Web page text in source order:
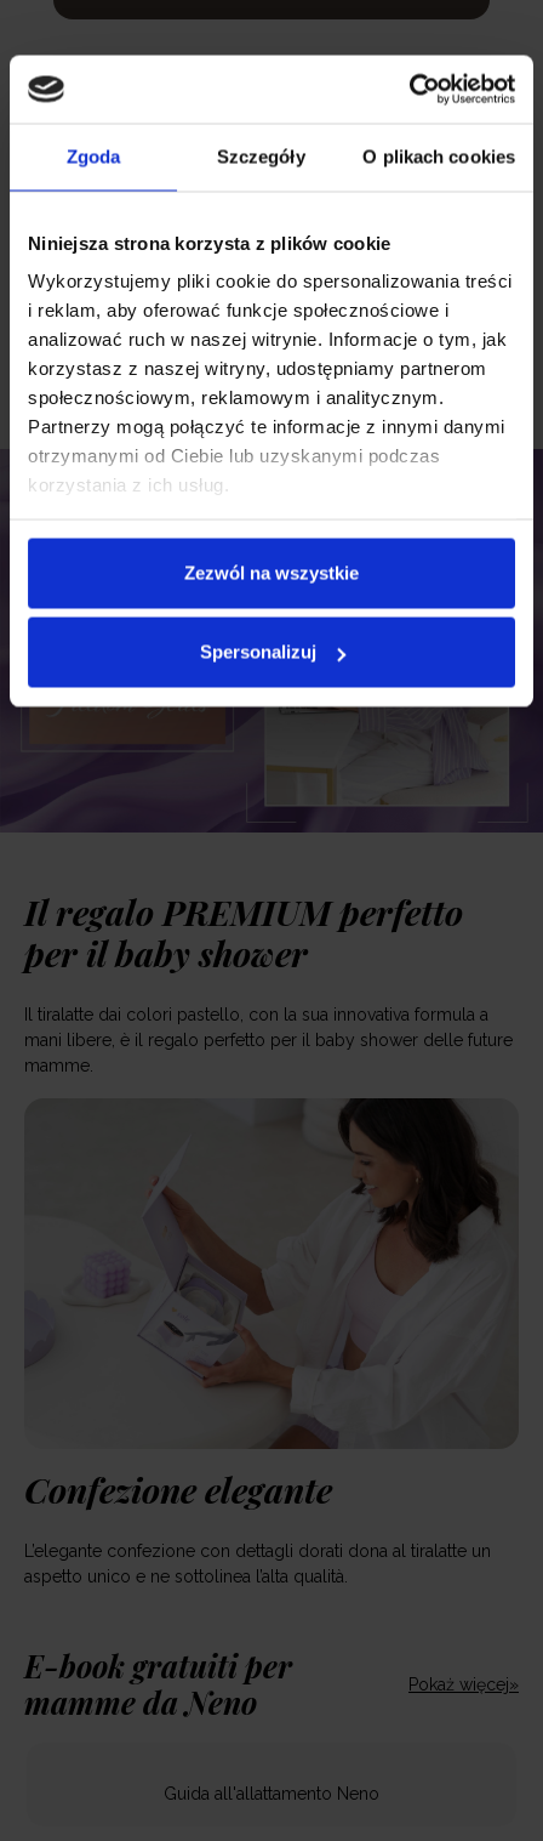
Zgoda Szczegóły O plikach cookies
Niniejsza strona korzysta z plików cookie
Wykorzystujemy pliki cookie do spersonalizowania treści
i reklam, aby oferować funkcje społecznościowe i
analizować ruch w naszej witrynie. Informacje o tym, jak
korzystasz z naszej witryny, udostępniamy partnerom
społecznościowym, reklamowym i analitycznym.
Partnerzy mogą połączyć te informacje z innymi danymi
otrzymanymi od Ciebie lub uzyskanymi podczas
korzystania z ich usług.
Zezwól na wszystkie
Spersonalizuj
Imbuto anatomico
L’imbuto anatomico si adatta perfettamente alla forma di ogni
seno, senza esercitare troppa pressione. Garantisce un’ottima
Sistema chiuso
Il design a sistema chiuso ti consente di estrarre il latte in
modo igienico e sicuro. Ciò garantisce che nessun germe
nocivo possa entrare nel latte.
Il regalo PREMIUM perfetto
per il baby shower
Il tiralatte dai colori pastello, con la sua innovativa formula a
mani libere, è il regalo perfetto per il baby shower delle future
mamme.
L’elegante confezione con dettagli dorati dona al tiralatte un
aspetto unico e ne sottolinea l’alta qualità.
Confezione elegante
E-book gratuiti per
mamme da Neno
Pokaż więcej»
Guida all'allattamento Neno